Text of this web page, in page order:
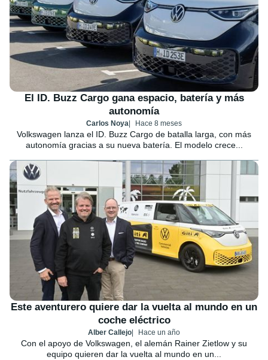
El ID. Buzz Cargo gana espacio, batería y más
autonomía
Carlos Noya Hace 8 meses
Volkswagen lanza el ID. Buzz Cargo de batalla larga, con más
autonomía gracias a su nueva batería. El modelo crece...
Este aventurero quiere dar la vuelta al mundo en un
coche eléctrico
Alber Callejo Hace un año
Con el apoyo de Volkswagen, el alemán Rainer Zietlow y su
equipo quieren dar la vuelta al mundo en un...